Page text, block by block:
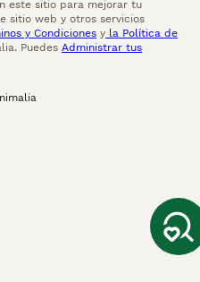
este sitio para mejorar tu
sitio web y otros servicios
y Condiciones y la Política de
Puedes Administrar tus